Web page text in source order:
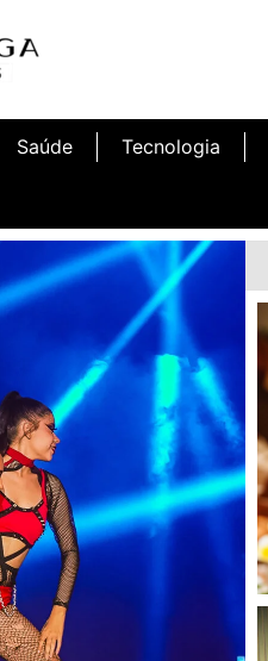
Saúde Tecnologia
Ninetto Fortaleza